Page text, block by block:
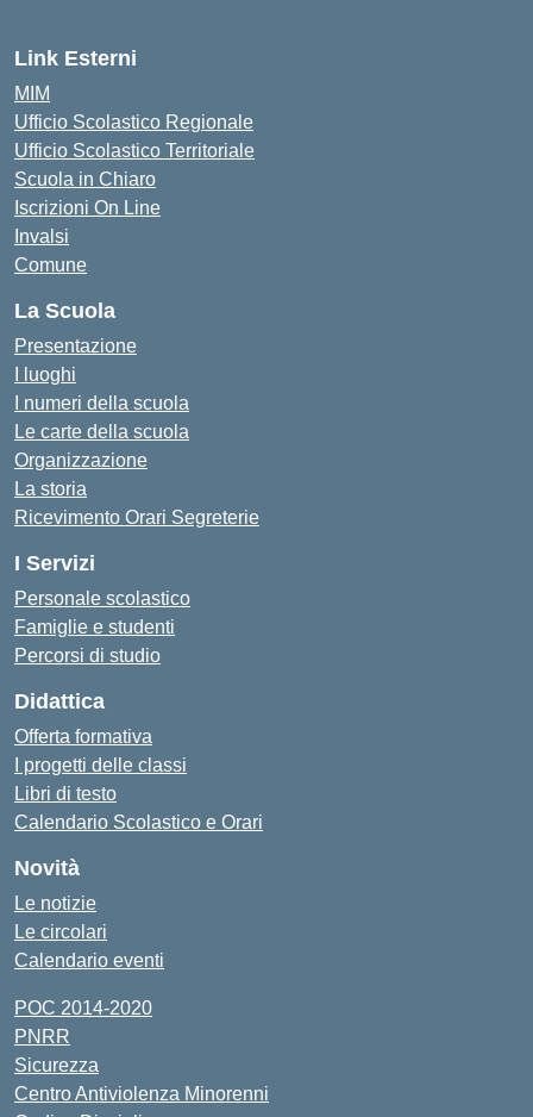
Link Esterni
MIM
Ufficio Scolastico Regionale
Ufficio Scolastico Territoriale
Scuola in Chiaro
Iscrizioni On Line
Invalsi
Comune
La Scuola
Presentazione
I luoghi
I numeri della scuola
Le carte della scuola
Organizzazione
La storia
Ricevimento Orari Segreterie
I Servizi
Personale scolastico
Famiglie e studenti
Percorsi di studio
Didattica
Offerta formativa
I progetti delle classi
Libri di testo
Calendario Scolastico e Orari
Novità
Le notizie
Le circolari
Calendario eventi
POC 2014-2020
PNRR
Sicurezza
Centro Antiviolenza Minorenni